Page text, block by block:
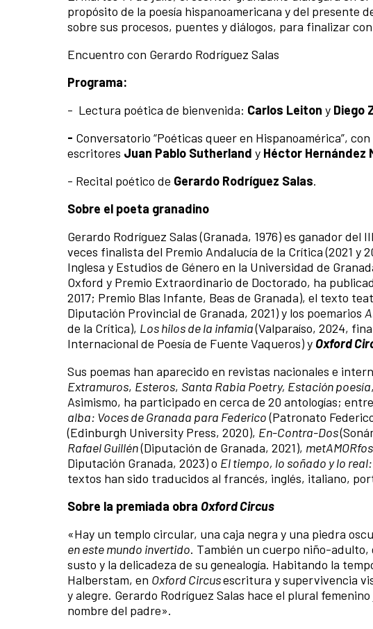
propósito de la poesía hispanoamericana y del presente
sobre sus procesos, puentes y diálogos, para finalizar
Encuentro con Gerardo Rodríguez Salas
Programa:
- Lectura poética de bienvenida: Carlos Leiton y Diego
- Conversatorio “Poéticas queer en Hispanoamérica”,
escritores Juan Pablo Sutherland y Héctor Hernández
- Recital poético de Gerardo Rodríguez Salas.
Sobre el poeta granadino
Gerardo Rodríguez Salas (Granada, 1976) es ganador
veces finalista del Premio Andalucía de la Crítica (2021
Inglesa y Estudios de Género en la Universidad de
Oxford y Premio Extraordinario de Doctorado, ha
2017; Premio Blas Infante, Beas de Granada), el texto
Diputación Provincial de Granada, 2021) y los poemarios
de la Crítica), Los hilos de la infamia(Valparaíso, 2024,
Internacional de Poesía de Fuente Vaqueros) y Oxford
Sus poemas han aparecido en revistas nacionales e
Extramuros, Esteros, Santa Rabia Poetry, Estación poesía,
Asimismo, ha participado en cerca de 20 antologías;
alba: Voces de Granada para Federico(Patronato
(Edinburgh University Press, 2020), En-Contra-Dos
Rafael Guillén(Diputación de Granada, 2021),
Diputación Granada, 2023) o El tiempo, lo soñado y lo
textos han sido traducidos al francés, inglés, italiano,
Sobre la premiada obra Oxford Circus
«Hay un templo circular, una caja negra y una piedra
en este mundo invertido. También un cuerpo niño-
susto y la delicadeza de su genealogía. Habitando la
Halberstam, en Oxford Circusescritura y supervivencia
y alegre. Gerardo Rodríguez Salas hace el plural
nombre del padre».